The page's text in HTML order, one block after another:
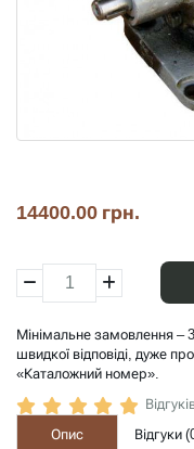
14400.00 грн.
Мінімальне замовлення –
швидкої відповіді, дуже
«Каталожний номер».
Опис
Відгуки (